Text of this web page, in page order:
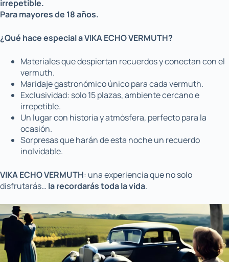
irrepetible.
Para mayores de 18 años.
¿Qué hace especial a VIKA ECHO VERMUTH?
Materiales que despiertan recuerdos y conectan con el
vermuth.
Maridaje gastronómico único para cada vermuth.
Exclusividad: solo 15 plazas, ambiente cercano e
irrepetible.
Un lugar con historia y atmósfera, perfecto para la
ocasión.
Sorpresas que harán de esta noche un recuerdo
inolvidable.
VIKA ECHO VERMUTH: una experiencia que no solo
disfrutarás… la recordarás toda la vida.